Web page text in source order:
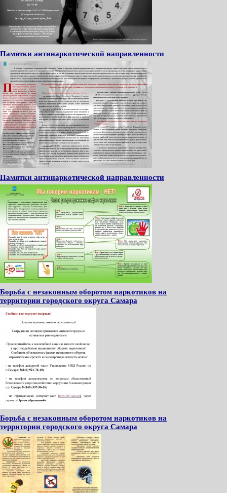
Памятки антинаркотической направленности
Памятки антинаркотической направленности
Борьба с незаконным оборотом наркотиков на
территории городского округа Самара
Борьба с незаконным оборотом наркотиков на
территории городского округа Самара